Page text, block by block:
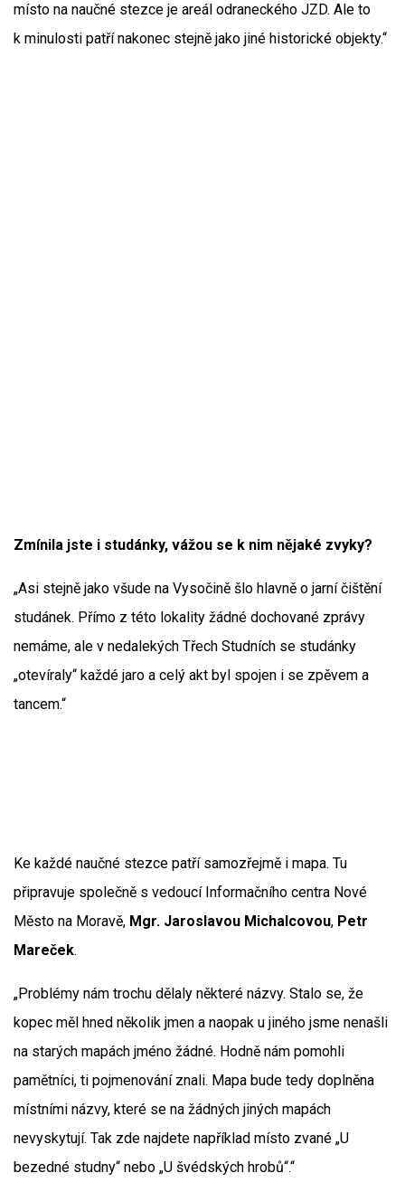
místo na naučné stezce je areál odraneckého JZD. Ale to
k minulosti patří nakonec stejně jako jiné historické objekty.“
Zmínila jste i studánky, vážou se k nim nějaké zvyky?
„Asi stejně jako všude na Vysočině šlo hlavně o jarní čištění
studánek. Přímo z této lokality žádné dochované zprávy
nemáme, ale v nedalekých Třech Studních se studánky
„otevíraly“ každé jaro a celý akt byl spojen i se zpěvem a
tancem.“
Ke každé naučné stezce patří samozřejmě i mapa. Tu
připravuje společně s vedoucí Informačního centra Nové
Město na Moravě, Mgr. Jaroslavou Michalcovou, Petr
Mareček.
„Problémy nám trochu dělaly některé názvy. Stalo se, že
kopec měl hned několik jmen a naopak u jiného jsme nenašli
na starých mapách jméno žádné. Hodně nám pomohli
pamětníci, ti pojmenování znali. Mapa bude tedy doplněna
místními názvy, které se na žádných jiných mapách
nevyskytují. Tak zde najdete například místo zvané „U
bezedné studny“ nebo „U švédských hrobů“.“